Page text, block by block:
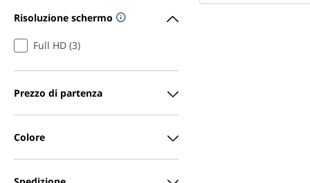
Risoluzione schermo
Full HD (3)
Prezzo di partenza
Colore